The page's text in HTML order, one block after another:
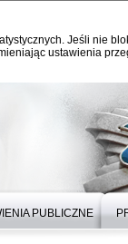
Jeśli nie
ustawienia
PUBLICZNE